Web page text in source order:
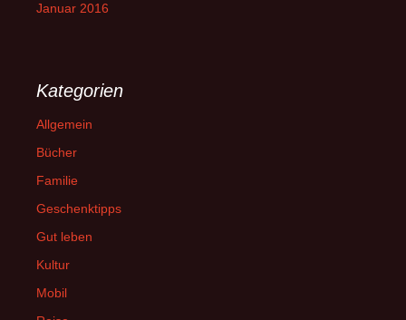
Januar 2016
Kategorien
Allgemein
Bücher
Familie
Geschenktipps
Gut leben
Kultur
Mobil